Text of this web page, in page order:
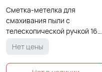
Сметка-метелка для
смахивания пыли с
телескопической ручкой 160
Нет цены